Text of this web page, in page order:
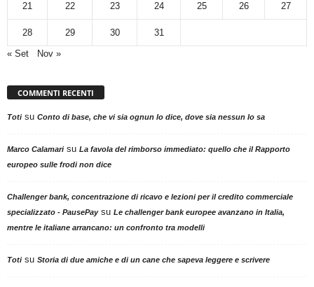
21 22 23 24 25 26 27
28 29 30
31
« Set
Nov »
COMMENTI RECENTI
Totisu Conto di base, che vi sia ognun lo dice, dove sia nessun lo sa
Marco Calamarisu La favola del rimborso immediato: quello che il Rapporto
europeo sulle frodi non dice
Challenger bank, concentrazione di ricavo e lezioni per il credito commerciale
specializzato - PausePaysu Le challenger bank europee avanzano in Italia,
mentre le italiane arrancano: un confronto tra modelli
Totisu Storia di due amiche e di un cane che sapeva leggere e scrivere